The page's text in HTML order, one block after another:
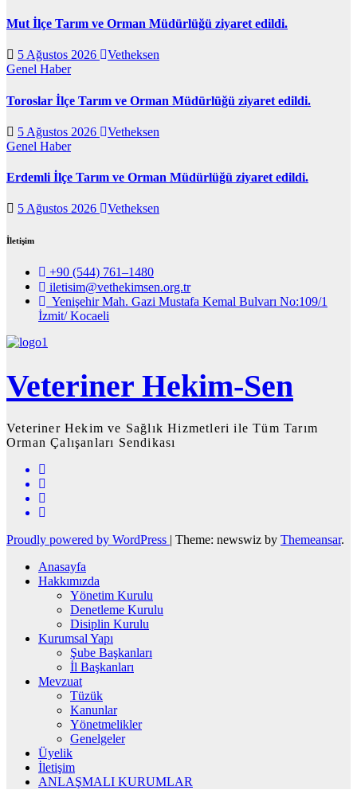
Mut İlçe Tarım ve Orman Müdürlüğü ziyaret edildi.
5 Ağustos 2026
Vetheksen
Genel Haber
Toroslar İlçe Tarım ve Orman Müdürlüğü ziyaret edildi.
5 Ağustos 2026
Vetheksen
Genel Haber
Erdemli İlçe Tarım ve Orman Müdürlüğü ziyaret edildi.
5 Ağustos 2026 Vetheksen
İletişim
+90 (544) 761–1480
iletisim@vethekimsen.org.tr
Yenişehir Mah. Gazi Mustafa Kemal Bulvarı No:109/1
İzmit/ Kocaeli
Veteriner Hekim-Sen
Veteriner Hekim ve Sağlık Hizmetleri ile Tüm Tarım
Orman Çalışanları Sendikası
Proudly powered by WordPress | Theme: newswiz by Themeansar.
Anasayfa
Hakkımızda
Yönetim Kurulu
Denetleme Kurulu
Disiplin Kurulu
Kurumsal Yapı
Şube Başkanları
İl Başkanları
Mevzuat
Tüzük
Kanunlar
Yönetmelikler
Genelgeler
Üyelik
İletişim
ANLAŞMALI KURUMLAR